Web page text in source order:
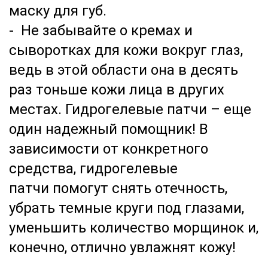
маску для губ.
- Не забывайте о кремах и
сыворотках для кожи вокруг глаз,
ведь в этой области она в десять
раз тоньше кожи лица в других
местах. Гидрогелевые патчи – еще
один надежный помощник! В
зависимости от конкретного
средства, гидрогелевые
патчи помогут снять отечность,
убрать темные круги под глазами,
уменьшить количество морщинок и,
конечно, отлично увлажнят кожу!